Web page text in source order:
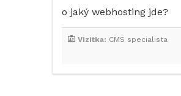
o jaký webhosting jde?
Vizitka: CMS specialista